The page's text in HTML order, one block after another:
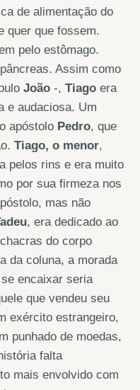
de alimentação do
quer que fossem.
pelo estômago.
Assim como
João -,Tiago era
e audaciosa. Um
apóstolo Pedro, que
Tiago, o menor,
pelos rins e era muito
por sua firmeza nos
mas não
, era dedicado ao
do corpo
da coluna, a morada
encaixar seria
que vendeu seu
exército estrangeiro,
punhado de moedas,
falta
mais envolvido com